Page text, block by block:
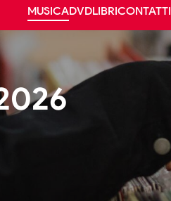
MUSICADVDLIBRICONTATTI